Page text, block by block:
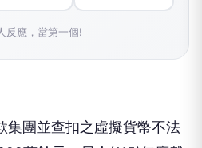
反應，當第一個!
集團並查扣之虛擬貨幣不法